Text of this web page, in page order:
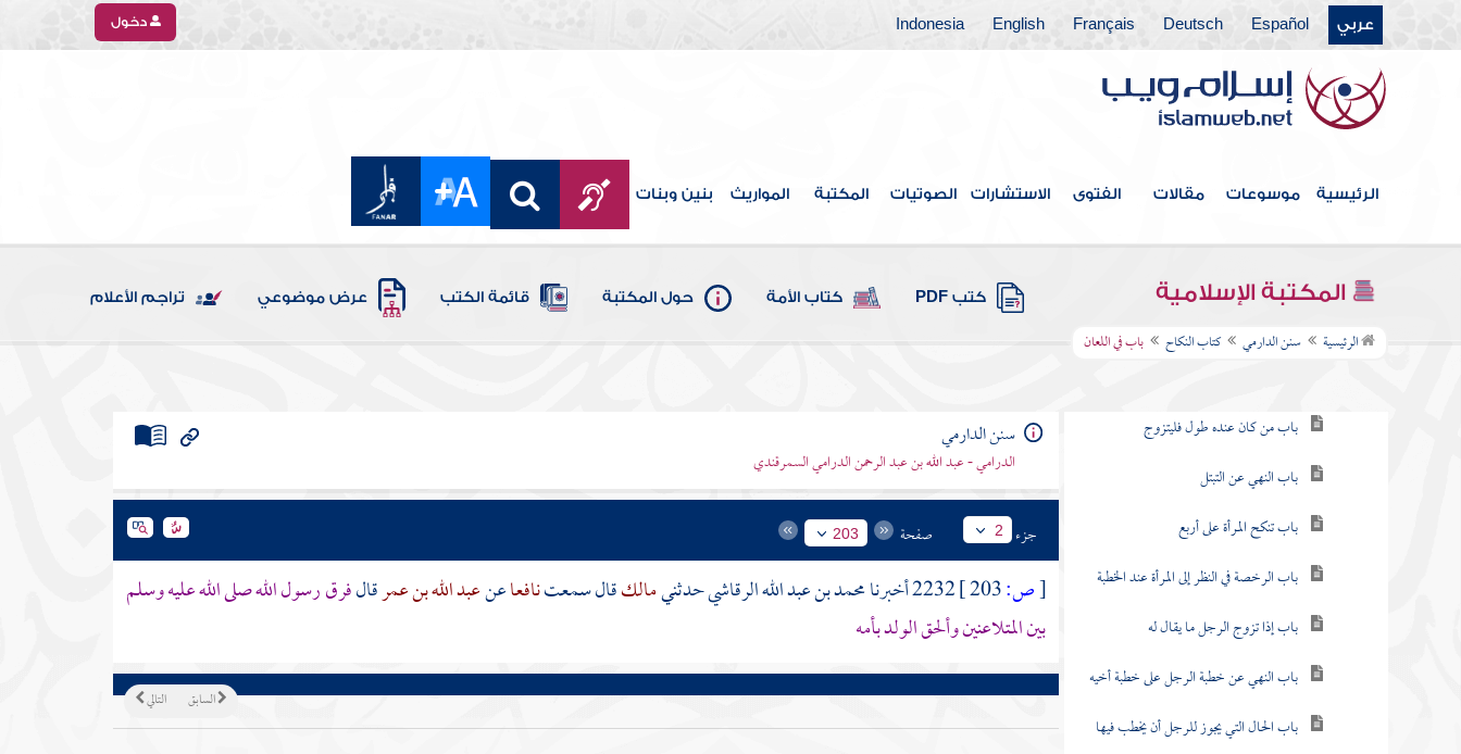
عربي Español
Deutsch
Français
English
Indonesia دخول
الرئيسية موسوعات مقالات الفتوى الاستشارات الصوتيات المكتبة المواريث بنين وبنات
المكتبة الإسلامية كتب PDF كتاب الأمة حول المكتبة قائمة الكتب عرض موضوعي تراجم الأعلام
الرئيسية سنن الدارمي كتاب النكاح باب في اللعان
كتاب المناسك
كتاب الأضاحي
كتاب الصيد
كتاب الأطعمة
كتاب الأشربة
كتاب الرؤيا
كتاب النكاح
باب من كان عنده طول فليتزوج
باب النهي عن التبتل
باب تنكح المرأة على أربع
باب الرخصة في النظر إلى المرأة عند الخطبة
باب إذا تزوج الرجل ما يقال له
باب النهي عن خطبة الرجل على خطبة أخيه
باب الحال التي يجوز للرجل أن يخطب فيها
سنن الدارمي
الدرامي - عبد الله بن عبد الرحمن الدرامي السمرقندي
جزء 2 صفحة 203
[ص: 2232 أخبرنا محمد بن عبد الله الرقاشيحدثنيمالكقال سمعتنافعاعنعبد الله بن عمرقالفرق رسول الله صلى الله عليه وسلم
بين المتلاعنين وألحق الولد بأمه
التالي السابق